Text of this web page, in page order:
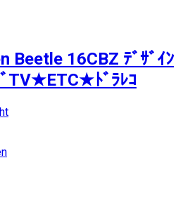
Beetle 16CBZ ﾃﾞｻﾞｲﾝ
TV★ETC★ﾄﾞﾗﾚｺ